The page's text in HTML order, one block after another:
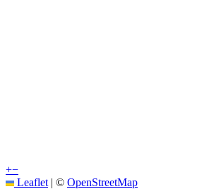
+−
Leaflet | © OpenStreetMap